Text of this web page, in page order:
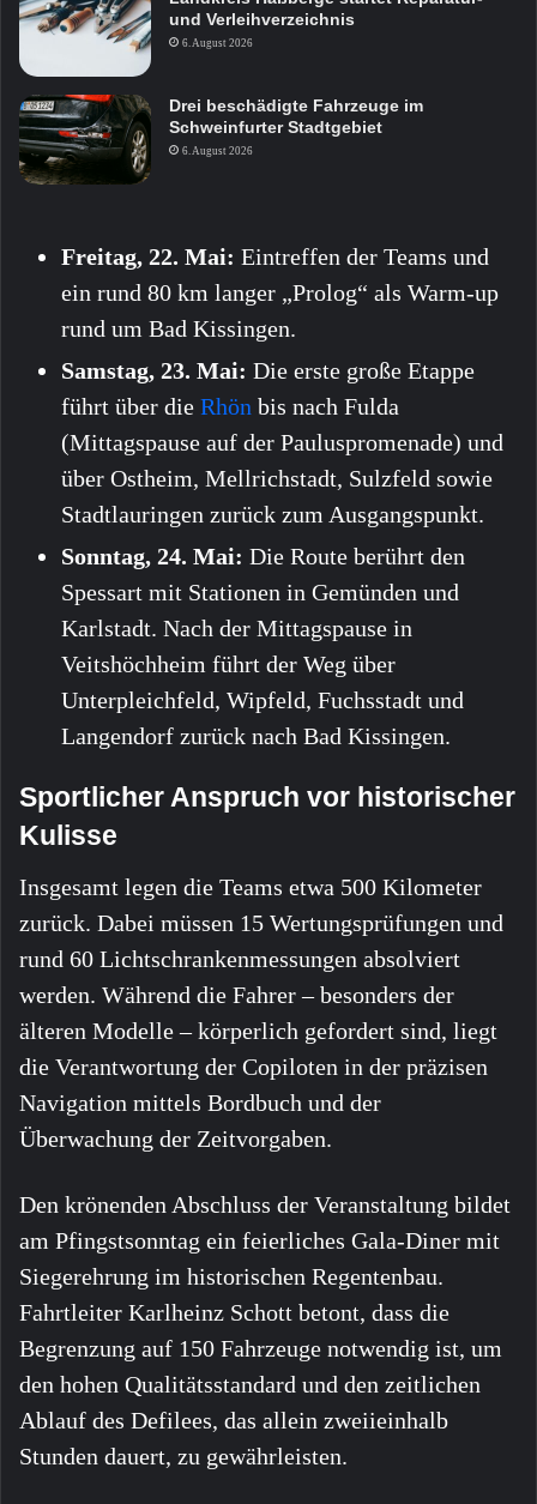
und Verleihverzeichnis
6. August 2026
Drei beschädigte Fahrzeuge im
Schweinfurter Stadtgebiet
6. August 2026
Freitag, 22. Mai: Eintreffen der Teams und
ein rund 80 km langer „Prolog“ als Warm-up
rund um Bad Kissingen.
Samstag, 23. Mai: Die erste große Etappe
führt über die Rhön bis nach Fulda
(Mittagspause auf der Pauluspromenade) und
über Ostheim, Mellrichstadt, Sulzfeld sowie
Stadtlauringen zurück zum Ausgangspunkt.
Sonntag, 24. Mai: Die Route berührt den
Spessart mit Stationen in Gemünden und
Karlstadt. Nach der Mittagspause in
Veitshöchheim führt der Weg über
Unterpleichfeld, Wipfeld, Fuchsstadt und
Langendorf zurück nach Bad Kissingen.
Sportlicher Anspruch vor historischer
Kulisse
Insgesamt legen die Teams etwa 500 Kilometer
zurück. Dabei müssen 15 Wertungsprüfungen und
rund 60 Lichtschrankenmessungen absolviert
werden. Während die Fahrer – besonders der
älteren Modelle – körperlich gefordert sind, liegt
die Verantwortung der Copiloten in der präzisen
Navigation mittels Bordbuch und der
Überwachung der Zeitvorgaben.
Den krönenden Abschluss der Veranstaltung bildet
am Pfingstsonntag ein feierliches Gala-Diner mit
Siegerehrung im historischen Regentenbau.
Fahrtleiter Karlheinz Schott betont, dass die
Begrenzung auf 150 Fahrzeuge notwendig ist, um
den hohen Qualitätsstandard und den zeitlichen
Ablauf des Defilees, das allein zweiieinhalb
Stunden dauert, zu gewährleisten.